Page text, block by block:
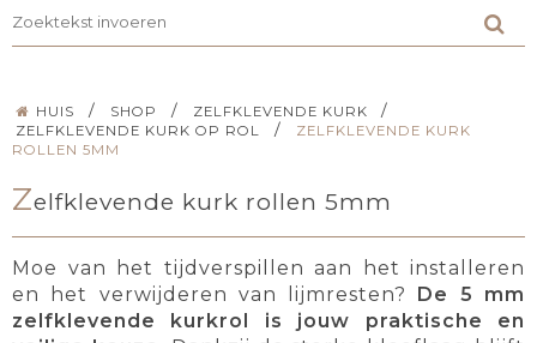
HUIS / SHOP / ZELFKLEVENDE KURK /
ZELFKLEVENDE KURK OP ROL /
ZELFKLEVENDE KURK
ROLLEN 5MM
Zelfklevende kurk rollen 5mm
Moe van het tijdverspillen aan het installeren
en het verwijderen van lijmresten?
De 5 mm
zelfklevende kurkrol is jouw praktische en